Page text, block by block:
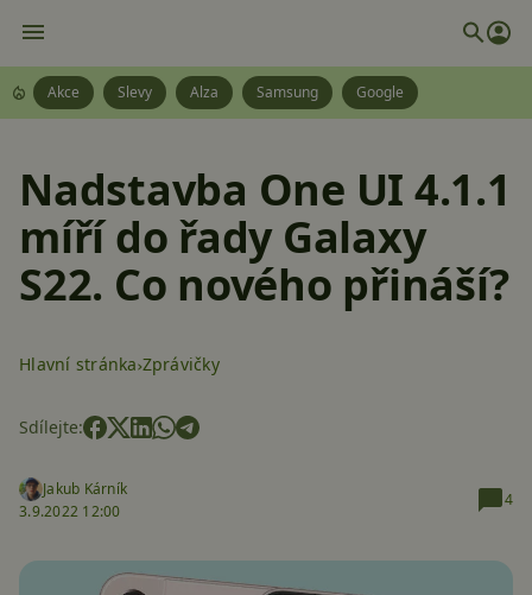
Akce Slevy Alza Samsung Google
Nadstavba One UI 4.1.1
míří do řady Galaxy
S22. Co nového přináší?
Hlavní stránka Zprávičky
Sdílejte:
Jakub Kárník
3.9.2022 12:00
4